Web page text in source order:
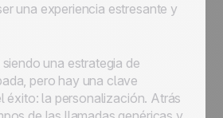
una experiencia estresante y
una estrategia de
pero hay una clave
éxito: la personalización. Atrás